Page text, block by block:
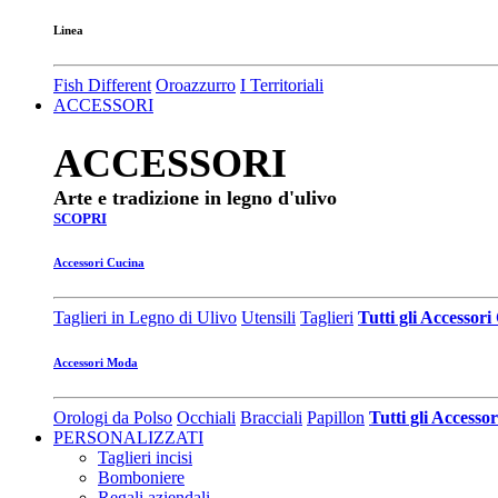
Linea
Fish Different Oroazzurro I Territoriali
ACCESSORI
ACCESSORI
Arte e tradizione in legno d'ulivo
SCOPRI
Accessori Cucina
Taglieri in Legno di Ulivo Utensili Taglieri Tutti gli Accessori
Accessori Moda
Orologi da Polso Occhiali Bracciali Papillon Tutti gli
PERSONALIZZATI
Taglieri incisi
Bomboniere